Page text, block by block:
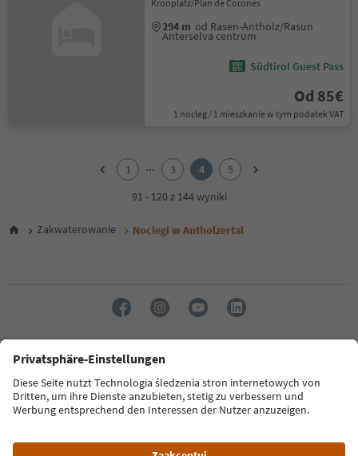
Kronplatz/Plan de Corones
294 m od Rasen-Antholz/Rasun
Anterselva centrum
Südtirol Guest Pass
Od 85€
1 nocleg / 1 mieszkanie w tym podatek VAT
1 ... 3 4
5
91 - 120 z 144 wyniki
Zakwaterowanie Noclegi w Antholzertal
Język: Polski
FAQ Dane kontaktowe Naciśnij MICE
Polityka prywatności
Ułatwieniach dostępu